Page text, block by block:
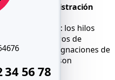
34 56 78
de administración
de servidor: los hilos
los registros de
las asignaciones de
ahora son